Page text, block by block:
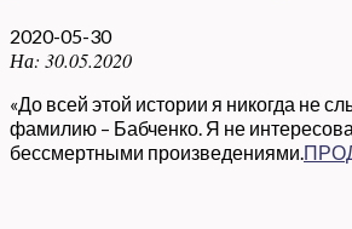
2020-05-30
На: 30.05.2020
«До всей этой истории я никогда не
фамилию – Бабченко. Я не
бессмертными произведениями.